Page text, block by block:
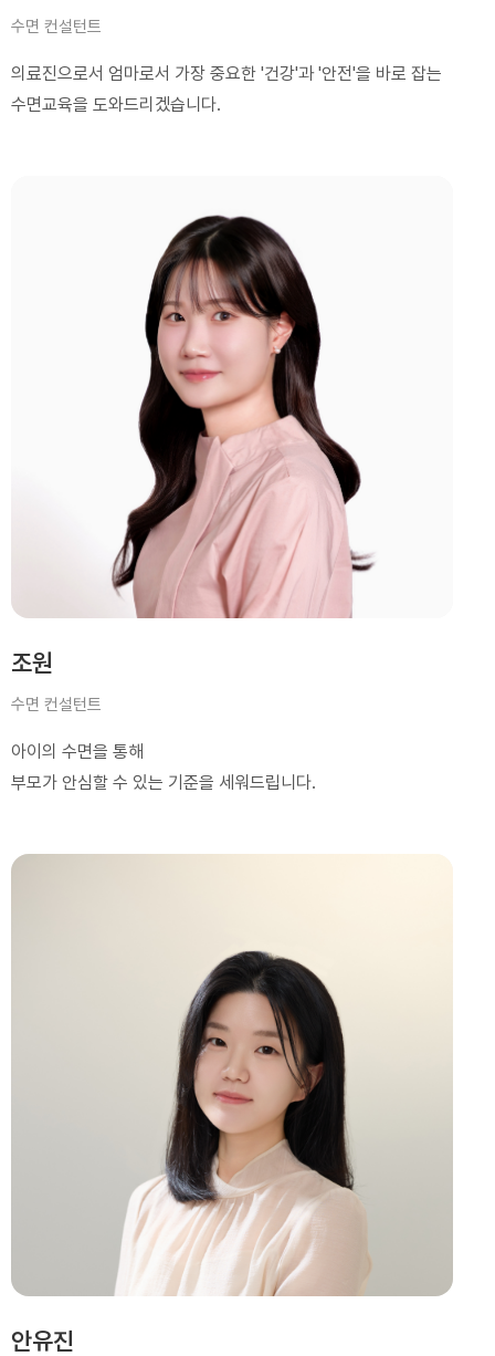
수면 컨설턴트
의료진으로서 엄마로서 가장 중요한 '건강'과 '안전'을 바로 잡는
수면교육을 도와드리겠습니다.
조원
수면 컨설턴트
아이의 수면을 통해
부모가 안심할 수 있는 기준을 세워드립니다.
안유진